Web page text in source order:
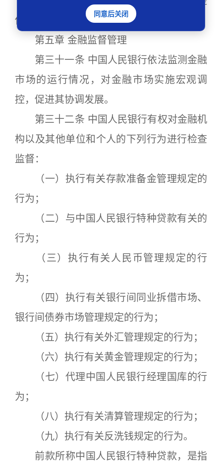
供担保。
第五章 金融监督管理
第三十一条 中国人民银行依法监测金融
市场的运行情况，对金融市场实施宏观调
控，促进其协调发展。
第三十二条 中国人民银行有权对金融机
构以及其他单位和个人的下列行为进行检查
监督：
（一）执行有关存款准备金管理规定的
行为；
（二）与中国人民银行特种贷款有关的
行为；
（三）执行有关人民币管理规定的行
为；
（四）执行有关银行间同业拆借市场、
银行间债券市场管理规定的行为；
（五）执行有关外汇管理规定的行为；
（六）执行有关黄金管理规定的行为；
（七）代理中国人民银行经理国库的行
为；
（八）执行有关清算管理规定的行为；
（九）执行有关反洗钱规定的行为。
前款所称中国人民银行特种贷款，是指
同意后关闭